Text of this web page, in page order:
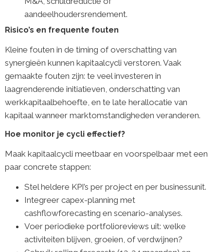
aandeelhoudersrendement.
Risico’s en frequente fouten
Kleine fouten in de timing of overschatting van
synergieën kunnen kapitaalcycli verstoren. Vaak
gemaakte fouten zijn: te veel investeren in
laagrenderende initiatieven, onderschatting van
werkkapitaalbehoefte, en te late herallocatie van
kapitaal wanneer marktomstandigheden veranderen.
Hoe monitor je cycli effectief?
Maak kapitaalcycli meetbaar en voorspelbaar met een
paar concrete stappen:
Stel heldere KPI’s per project en per businessunit.
Integreer capex-planning met
cashflowforecasting en scenario-analyses.
Voer periodieke portfolioreviews uit: welke
activiteiten blijven, groeien, of verdwijnen?